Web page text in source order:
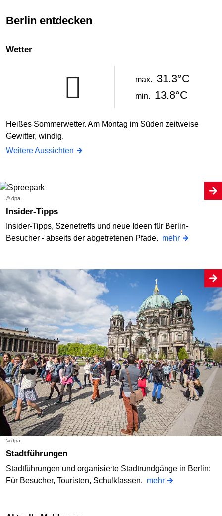
Berlin entdecken
Wetter
max. 31.3°C
min. 13.8°C
Heißes Sommerwetter. Am Montag im Süden zeitweise
Gewitter, windig.
Weitere Aussichten
© dpa
Insider-Tipps
Insider-Tipps, Szenetreffs und neue Ideen für Berlin-
Besucher - abseits der abgetretenen Pfade. mehr
© dpa
Stadtführungen
Stadtführungen und organisierte Stadtrundgänge in Berlin:
Für Besucher, Touristen, Schulklassen. mehr